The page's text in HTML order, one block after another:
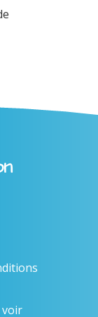
voir